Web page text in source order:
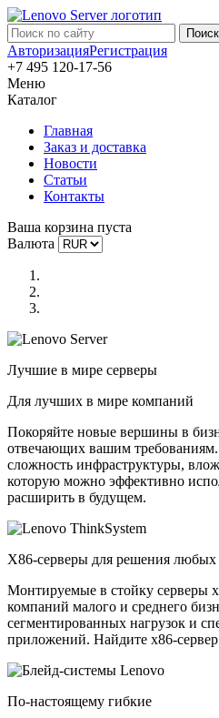
АвторизацияРегистрация
+7 495 120-17-56
Меню
Каталог
Главная
Заказ и доставка
Новости
Статьи
Контакты
Ваша корзина пуста
Валюта
Лучшие в мире серверы
Для лучших в мире компаний
Покоряйте новые вершины в
отвечающих вашим требованиям.
сложность инфраструктуры,
которую можно эффективно
расширить в будущем.
X86-серверы для решения любых
Монтируемые в стойку серверы
компаний малого и среднего
сегментированных нагрузок и
приложений. Найдите x86-
По-настоящему гибкие